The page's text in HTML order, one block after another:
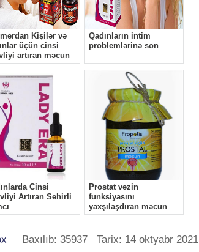
Baxılıb: 35937 Tarix: 14 oktyabr 2021